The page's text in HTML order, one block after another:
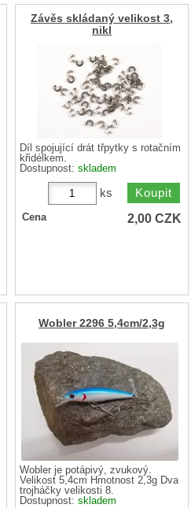
Závěs skládaný velikost 3,
nikl
Díl spojující drát třpytky s rotačním
křidélkem.
Dostupnost: skladem
ks
Cena 2,00 CZK
Wobler 2296 5,4cm/2,3g
Wobler je potápivý, zvukový.
Velikost 5,4cm Hmotnost 2,3g Dva
trojháčky velikosti 8.
Dostupnost: skladem